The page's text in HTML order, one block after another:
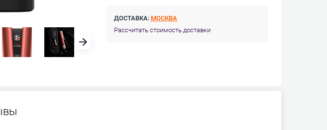
ДОСТАВКА: МОСКВА
Рассчитать стоимость доставки